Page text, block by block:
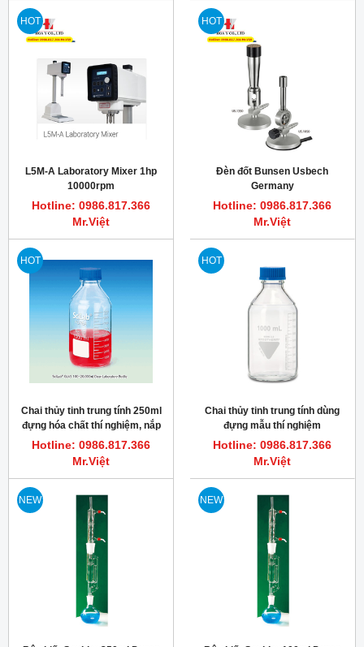
HOT
L5M-A Laboratory Mixer 1hp
10000rpm
Hotline: 0986.817.366
Mr.Việt
HOT
Đèn đốt Bunsen Usbech
Germany
Hotline: 0986.817.366
Mr.Việt
HOT
Chai thủy tinh trung tính 250ml
đựng hóa chất thí nghiệm, nắp
xanh GL45 PP
Hotline: 0986.817.366
Mr.Việt
HOT
Chai thủy tinh trung tính dùng
đựng mẫu thí nghiệm
Hotline: 0986.817.366
Mr.Việt
NEW NEW